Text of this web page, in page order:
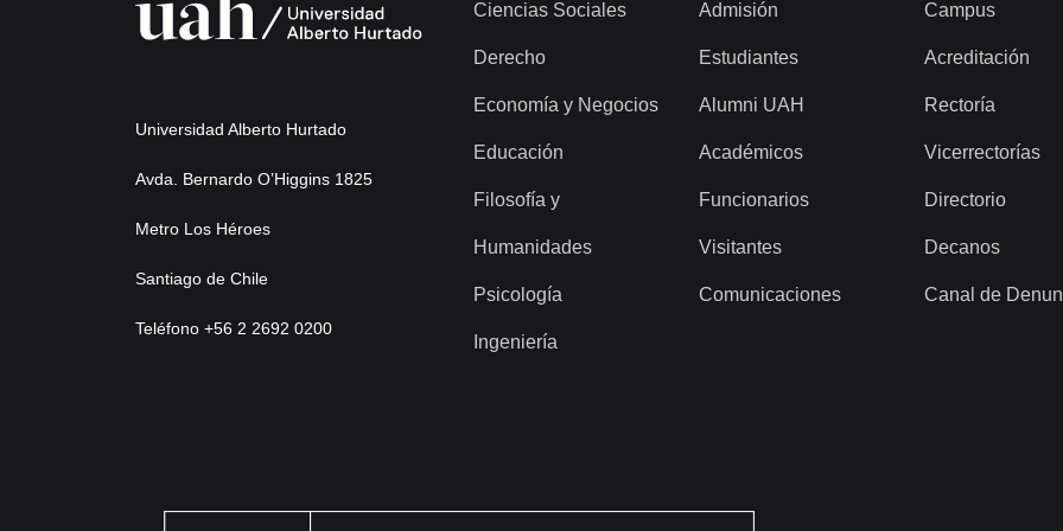
Universidad Alberto Hurtado
Avda. Bernardo O’Higgins 1825
Metro Los Héroes
Santiago de Chile
Teléfono +56 2 2692 0200
Ciencias Sociales
Derecho
Economía y Negocios
Educación
Filosofía y
Humanidades
Psicología
Ingeniería
Admisión
Estudiantes
Alumni UAH
Académicos
Funcionarios
Visitantes
Comunicaciones
Campus
Acreditación
Rectoría
Vicerrectorías
Directorio
Decanos
Canal de